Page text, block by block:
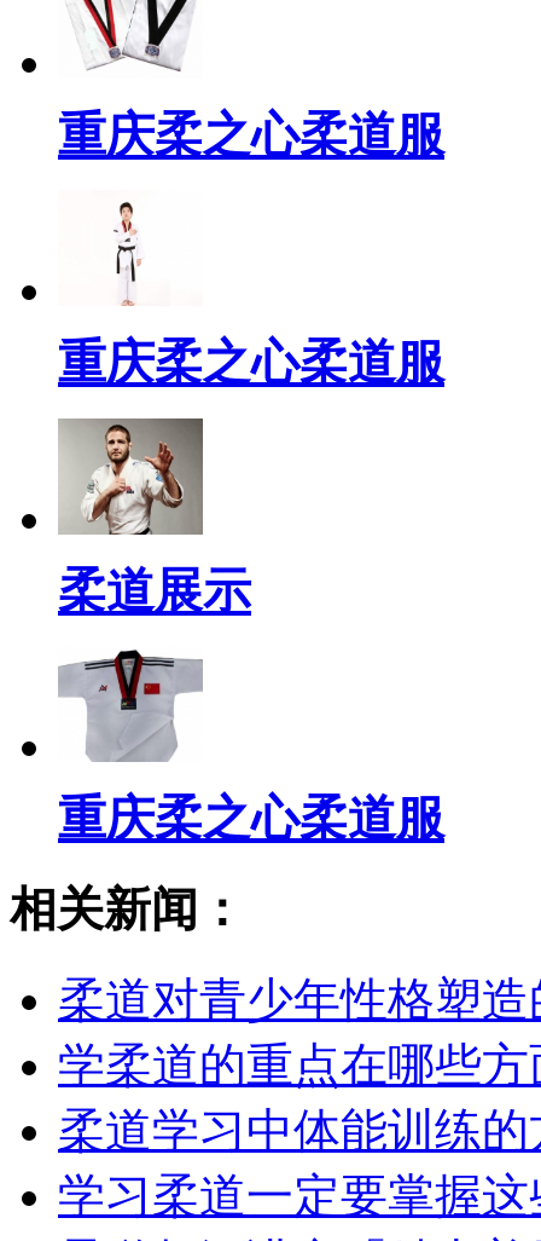
重庆柔之心柔道服
重庆柔之心柔道服
柔道展示
重庆柔之心柔道服
相关新闻：
柔道对青少年性格塑
学柔道的重点在哪些方
柔道学习中体能训练
学习柔道一定要掌握